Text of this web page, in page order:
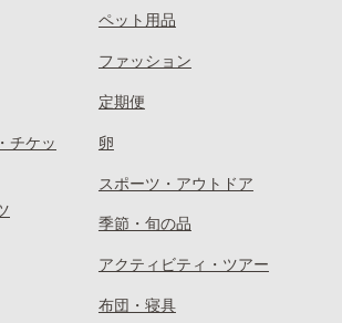
チケッ
ペット用品
ファッション
定期便
卵
スポーツ・アウトドア
季節・旬の品
アクティビティ・ツアー
布団・寝具